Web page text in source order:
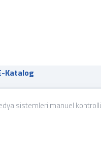
Katalog
sistemleri manuel